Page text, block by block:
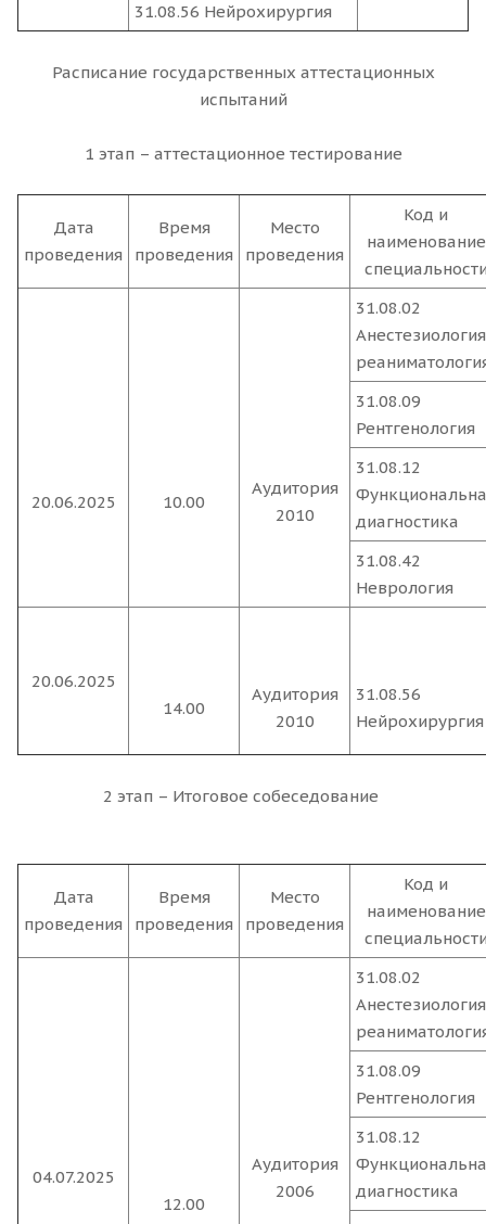
31.08.56 Нейрохирургия
Расписание государственных аттестационных
испытаний
1 этап – аттестационное тестирование
Дата
проведения
Время
проведения
Место
проведения
Код и
наименование
20.06.2025 10.00
Аудитория
2010
31.08.02
31.08.09
Рентгенология
31.08.12
диагностика
31.08.42
Неврология
20.06.2025
14.00
Аудитория
2010
31.08.56
Нейрохирургия
2 этап – Итоговое собеседование
Дата
проведения
Время
проведения
Место
проведения
Код и
наименование
04.07.2025
12.00
Аудитория
2006
31.08.02
31.08.09
Рентгенология
31.08.12
диагностика